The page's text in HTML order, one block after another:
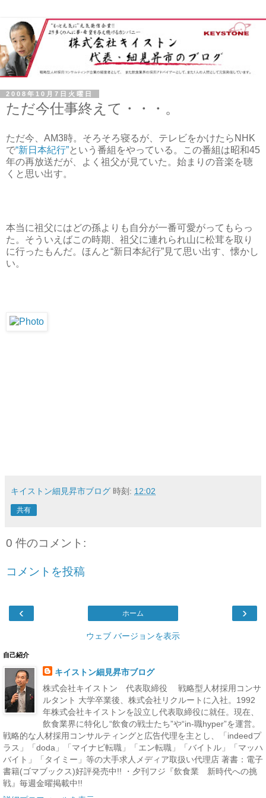
2008年10月7日火曜日
ただ今仕事終えて・・・。
ただ今、AM3時。そろそろ寝るが、テレビをかけたらNHK
で“新日本紀行”という番組をやっている。この番組は昭和45
年の再放送だが、よく祖父が見ていた。始まりの音楽を聴
くと思い出す。
本当に祖父にはどの孫よりも自分が一番可愛がってもらっ
た。そういえばこの時期、祖父に連れられ山に松茸を取り
に行ったもんだ。ほんと“新日本紀行”見て思い出す、懐かし
い。
キイストン細見昇市ブログ 時刻: 12:02
共有
0 件のコメント:
コメントを投稿
‹ ›
ホーム
ウェブ バージョンを表示
自己紹介
キイストン細見昇市ブログ
株式会社キイストン 代表取締役 戦略型人材採用コンサ
ルタント 大学卒業後、株式会社リクルートに入社。1992
年株式会社キイストンを設立し代表取締役に就任。現在、
飲食業界に特化し“飲食の戦士たち”や“in-職hyper”を運営。
戦略的な人材採用コンサルティングと広告代理を主とし、「indeedプ
ラス」「doda」「マイナビ転職」「エン転職」「バイトル」「マッハ
バイト」「タイミー」等の大手求人メディア取扱い代理店 著書：電子
書籍(ゴマブックス)好評発売中!! ・夕刊フジ『飲食業 新時代への挑
戦』毎週金曜掲載中!!